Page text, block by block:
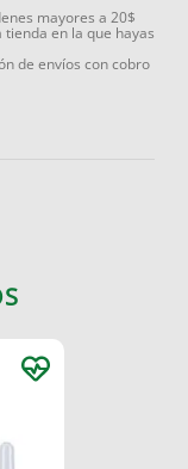
mayores a 20$
en la que hayas
de envíos con cobro